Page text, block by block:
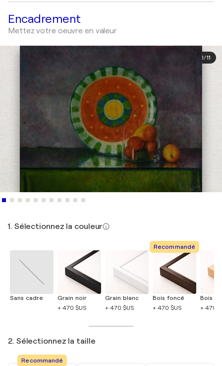
Encadrement
Mettez votre oeuvre en valeur
1/11
1. Sélectionnez la couleur
Sans cadre
Grain noir
+ 470 $US
Grain blanc
+ 470 $US
Recommandé
Bois foncé
+ 470 $US
Bois
+ 470
2. Sélectionnez la taille
Recommandé